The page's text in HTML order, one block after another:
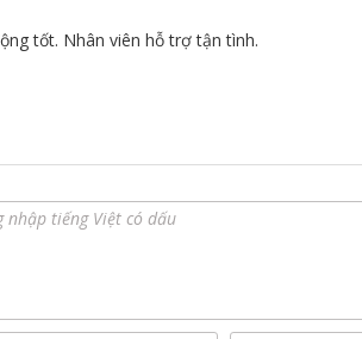
tốt. Nhân viên hỗ trợ tận tình.